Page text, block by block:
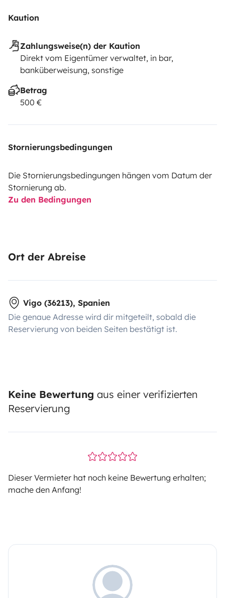
Kaution
Zahlungsweise(n) der Kaution
Direkt vom Eigentümer verwaltet, in bar,
banküberweisung, sonstige
Betrag
500 €
Stornierungsbedingungen
Die Stornierungsbedingungen hängen vom Datum der
Stornierung ab.
Zu den Bedingungen
Ort der Abreise
Vigo (36213), Spanien
Die genaue Adresse wird dir mitgeteilt, sobald die
Reservierung von beiden Seiten bestätigt ist.
Keine Bewertung aus einer verifizierten
Reservierung
Dieser Vermieter hat noch keine Bewertung erhalten;
mache den Anfang!